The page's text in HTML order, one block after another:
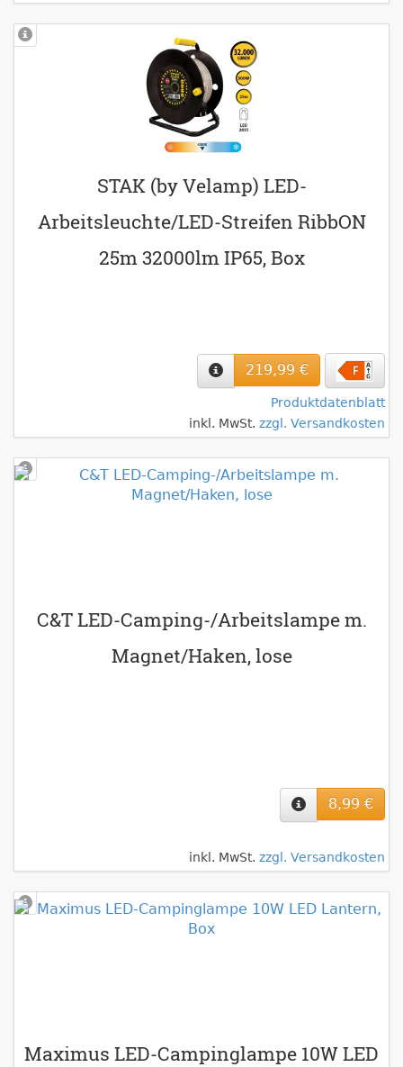
STAK (by Velamp) LED-
Arbeitsleuchte/LED-Streifen RibbON
25m 32000lm IP65, Box
219,99 €
Produktdatenblatt
inkl. MwSt. zzgl. Versandkosten
C&T LED-Camping-/Arbeitslampe m.
Magnet/Haken, lose
8,99 €
inkl. MwSt. zzgl. Versandkosten
Maximus LED-Campinglampe 10W LED